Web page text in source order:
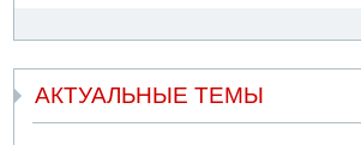
АКТУАЛЬНЫЕ ТЕМЫ